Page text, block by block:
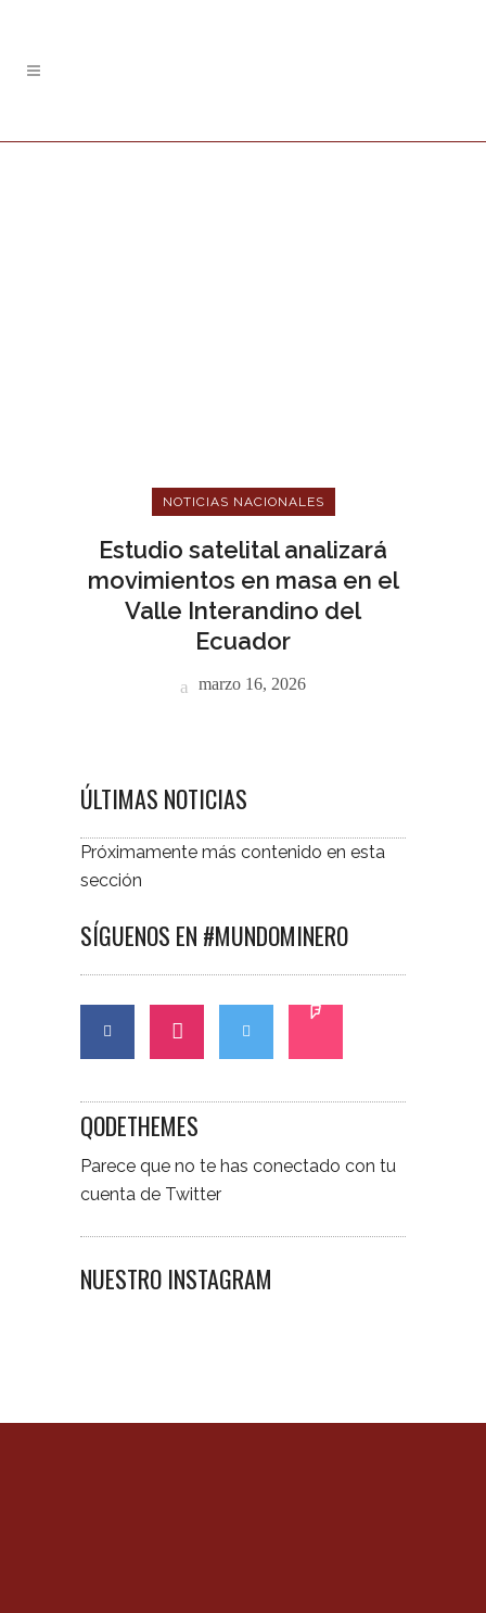
NOTICIAS NACIONALES
Estudio satelital analizará
movimientos en masa en el
Valle Interandino del
Ecuador
marzo 16, 2026
ÚLTIMAS NOTICIAS
Próximamente más contenido en esta
sección
SÍGUENOS EN #MUNDOMINERO
QODETHEMES
Parece que no te has conectado con tu
cuenta de Twitter
NUESTRO INSTAGRAM